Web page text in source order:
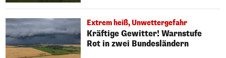
Extrem heiß, Unwettergefahr
Kräftige Gewitter! Warnstufe
Rot in zwei Bundesländern